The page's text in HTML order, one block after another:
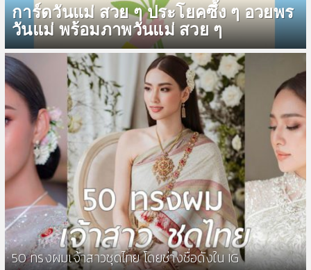
การ์ดวันแม่ สวย ๆ ประโยคซึ้ง ๆ อวยพร
วันแม่ พร้อมภาพวันแม่ สวย ๆ
50 ทรงผมเจ้าสาวชุดไทย โดยช่างชื่อดังใน IG